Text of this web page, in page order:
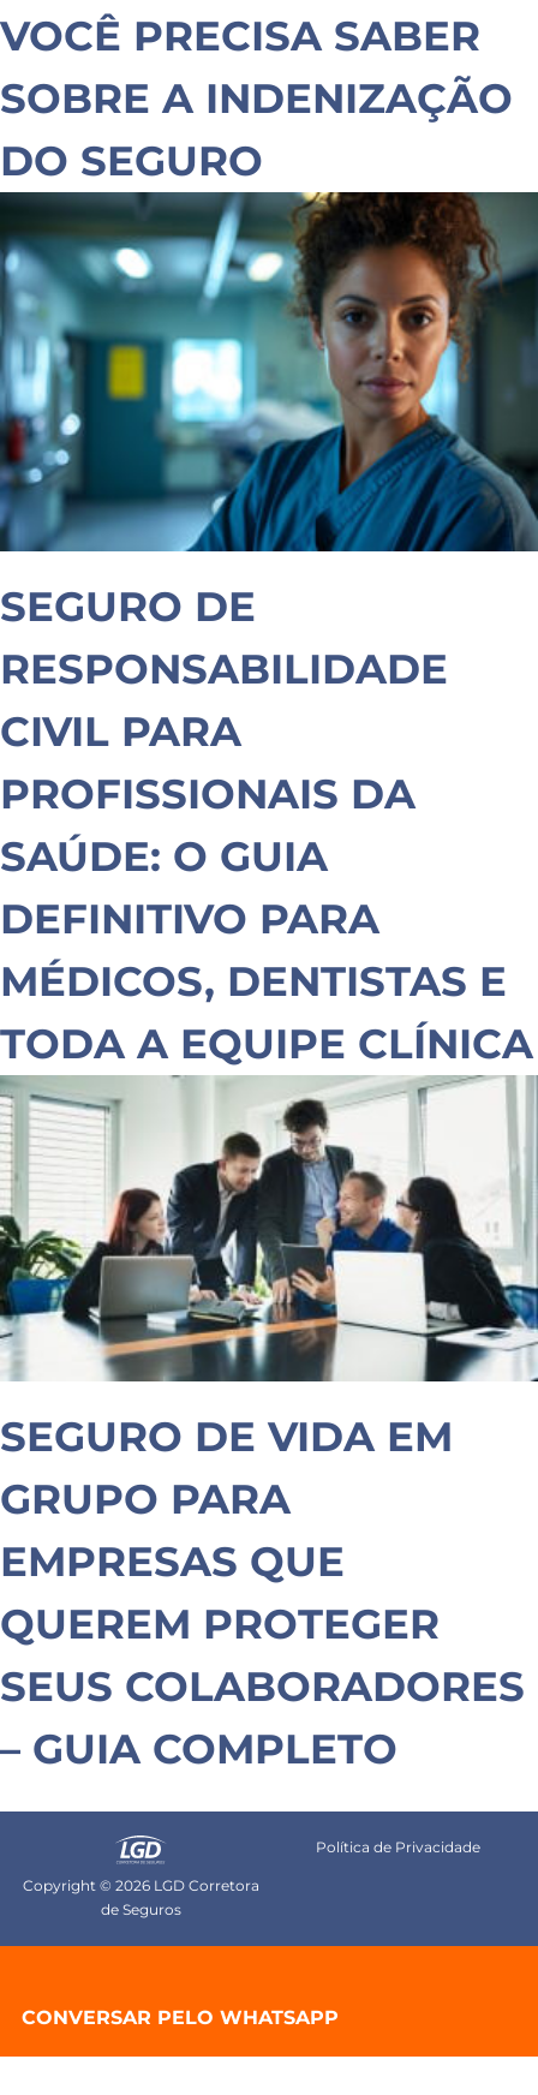
VOCÊ PRECISA SABER
SOBRE A INDENIZAÇÃO
DO SEGURO
SEGURO DE
RESPONSABILIDADE
CIVIL PARA
PROFISSIONAIS DA
SAÚDE: O GUIA
DEFINITIVO PARA
MÉDICOS, DENTISTAS E
TODA A EQUIPE CLÍNICA
SEGURO DE VIDA EM
GRUPO PARA
EMPRESAS QUE
QUEREM PROTEGER
SEUS COLABORADORES
– GUIA COMPLETO
Copyright © 2026 LGD Corretora
de Seguros
Política de Privacidade
CONVERSAR PELO WHATSAPP